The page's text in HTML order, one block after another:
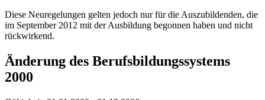
Diese Neuregelungen gelten jedoch nur für die Auszubildenden, die
im September 2012 mit der Ausbildung begonnen haben und nicht
rückwirkend.
Änderung des Berufsbildungssystems
2000